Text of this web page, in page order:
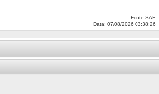
Fonte:SAE
Data: 07/08/2026 03:38:26